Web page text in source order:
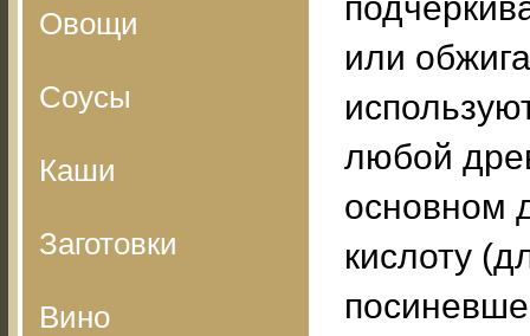
Овощи
Соусы
Каши
Заготовки
Вино
или
любой
основном
кислоту